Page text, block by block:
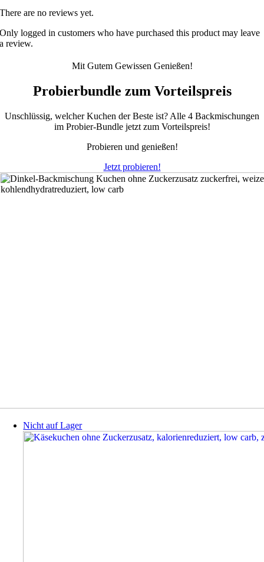
There are no reviews yet.
Only logged in customers who have purchased this product may leave
a review.
Mit Gutem Gewissen Genießen!
Probierbundle zum Vorteilspreis
Unschlüssig, welcher Kuchen der Beste ist? Alle 4 Backmischungen
im Probier-Bundle jetzt zum Vorteilspreis!
Probieren und genießen!
Jetzt probieren!
Nicht auf Lager